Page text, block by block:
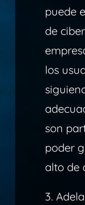
puede
de
los
son
poder
alto de
3.